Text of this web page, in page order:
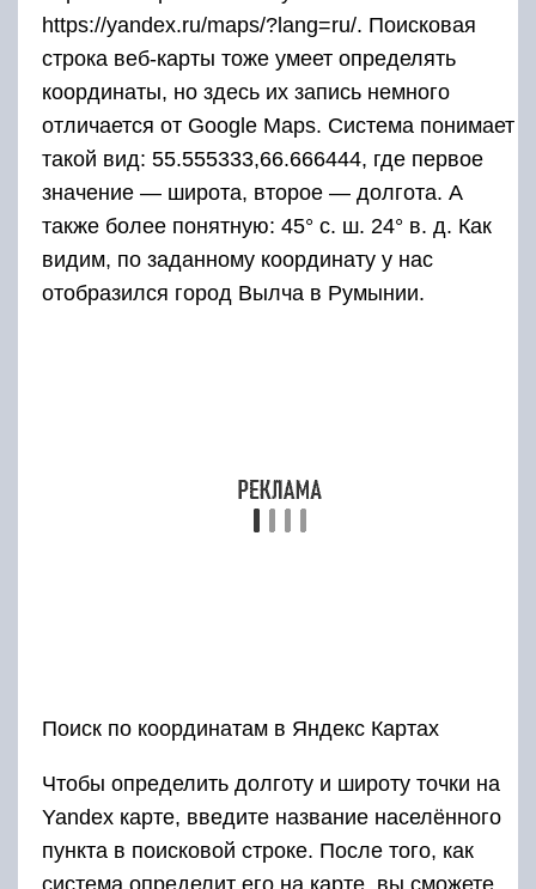
https://yandex.ru/maps/?lang=ru/. Поисковая
строка веб-карты тоже умеет определять
координаты, но здесь их запись немного
отличается от Google Maps. Система понимает
такой вид: 55.555333,66.666444, где первое
значение — широта, второе — долгота. А
также более понятную: 45° с. ш. 24° в. д. Как
видим, по заданному координату у нас
отобразился город Вылча в Румынии.
Поиск по координатам в Яндекс Картах
Чтобы определить долготу и широту точки на
Yandex карте, введите название населённого
пункта в поисковой строке. После того, как